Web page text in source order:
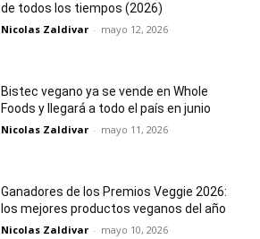
de todos los tiempos (2026)
Nicolas Zaldivar - mayo 12, 2026
Bistec vegano ya se vende en Whole
Foods y llegará a todo el país en junio
Nicolas Zaldivar - mayo 11, 2026
Ganadores de los Premios Veggie 2026:
los mejores productos veganos del año
Nicolas Zaldivar - mayo 10, 2026